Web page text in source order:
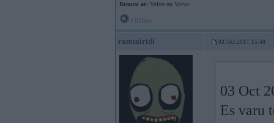
Braucu ar: Volvo un Volvo
ramtairidi 03. Oct 2017, 15:48
03 Oct
Es varu